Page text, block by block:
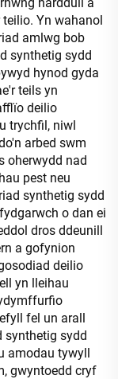
Yn wahanol
amlwg bob
synthetig sydd
hynod gyda
teils yn
deilio
trychfil, niwl
arbed swm
oherwydd nad
pest neu
synthetig sydd
o dan ei
dros ddeunill
a gofynion
deilio
yn lleihau
fel un arall
synthetig sydd
amodau tywyll
gwyntoedd cryf